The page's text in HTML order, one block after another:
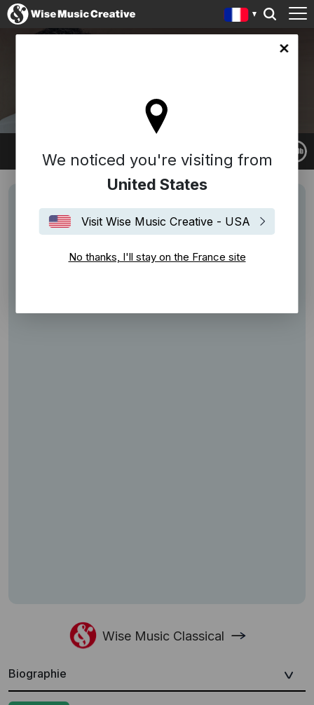
We noticed you're visiting from
United States
Visit Wise Music Creative - USA
No thanks, I'll stay on the France site
Wise Music Classical
Biographie